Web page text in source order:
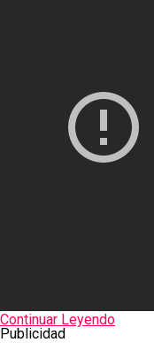
Continuar Leyendo
Publicidad